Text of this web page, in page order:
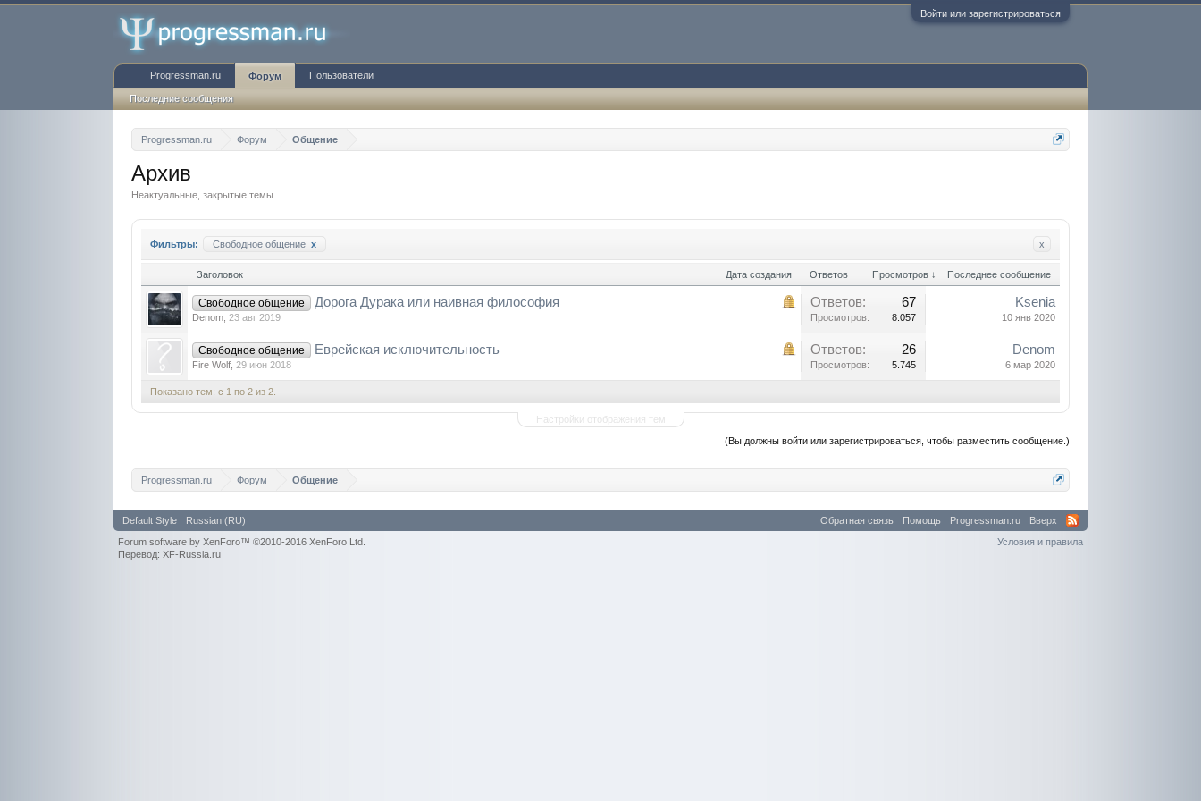
Войти или зарегистрироваться
Progressman.ru Форум Общение
Архив
Неактуальные, закрытые темы.
Фильтры: Свободное общение x x
Заголовок Дата создания Ответов Просмотров ↓ Последнее сообщение
Свободное общение Дорога Дурака или наивная философия
Denom 23 авг 2019
Ответов: 67
Просмотров: 8.057
Ksenia
10 янв 2020
Свободное общение Еврейская исключительность
Fire Wolf 29 июн 2018
Ответов: 26
Просмотров: 5.745
Denom
6 мар 2020
Показано тем: с 1 по 2 из 2.
Настройки отображения тем
(Вы должны войти или зарегистрироваться, чтобы разместить сообщение.)
Progressman.ru Форум Общение
Progressman.ru Форум
Последние сообщения
Пользователи
Default Style Russian (RU) Обратная связь Помощь Progressman.ru
Вверх
Условия и правила
Forum software by XenForo™ ©2010-2016 XenForo Ltd.
Перевод: XF-Russia.ru